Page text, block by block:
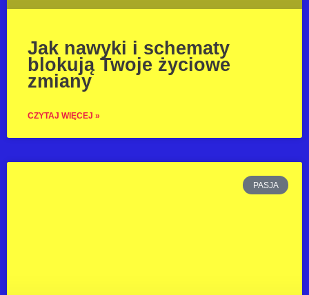
Jak nawyki i schematy
blokują Twoje życiowe
zmiany
CZYTAJ WIĘCEJ »
PASJA